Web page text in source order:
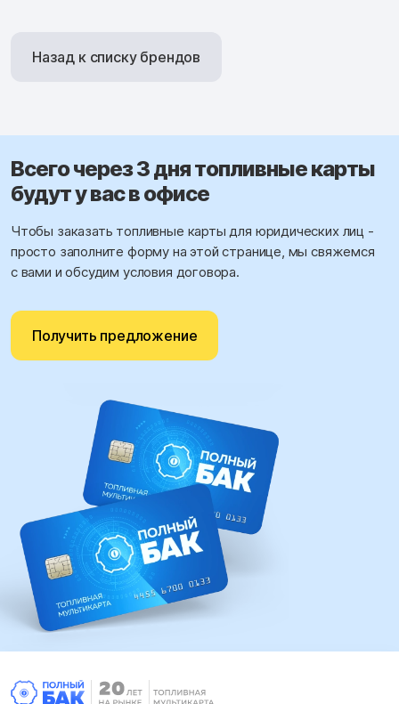
Назад к списку брендов
Всего через 3 дня топливные карты
будут у вас в офисе
Чтобы заказать топливные карты для юридических лиц -
просто заполните форму на этой странице, мы свяжемся
с вами и обсудим условия договора.
Получить предложение